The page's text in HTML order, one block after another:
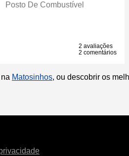
Posto De Combustível
2 avaliações
2 comentários
Matosinhos, ou descobrir os